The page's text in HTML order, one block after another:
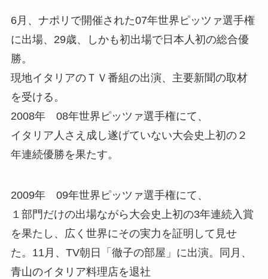
6月、ナポリで開催された07年世界ピッツァ選手権
に出場、29歳、しかも初出場で日本人初の総合優
勝。
現地イタリアのＴＶ番組の出演、主要新聞の取材
を受ける。
2008年 08年世界ピッツァ選手権にて、
イタリア人さえ成し遂げていない大会史上初の２
年連続優勝を果たす。
2009年 09年世界ピッツァ選手権にて、
１部門だけの出場ながら大会史上初の3年連続入賞
を果たし、広く世界にその実力を証明して見せ
た。11月、TV朝日「徹子の部屋」に出演。同月、
青山のイタリア料理店を退社